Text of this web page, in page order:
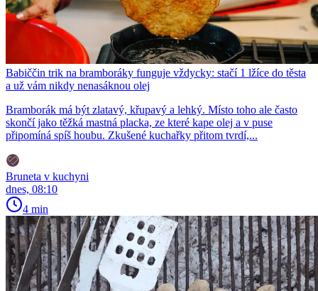
Babiččin trik na bramboráky funguje vždycky: stačí 1 lžíce do těsta
a už vám nikdy nenasáknou olej
Bramborák má být zlatavý, křupavý a lehký. Místo toho ale často
skončí jako těžká mastná placka, ze které kape olej a v puse
připomíná spíš houbu. Zkušené kuchařky přitom tvrdí,...
Bruneta v kuchyni
dnes, 08:10
4 min